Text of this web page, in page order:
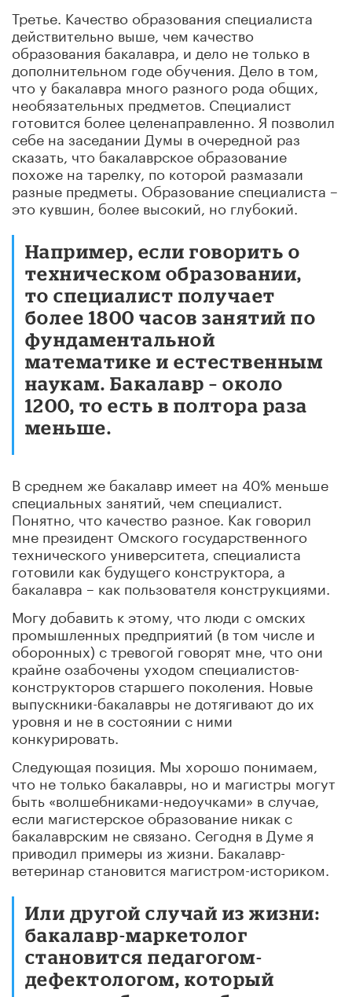
Третье. Качество образования специалиста
действительно выше, чем качество
образования бакалавра, и дело не только в
дополнительном годе обучения. Дело в том,
что у бакалавра много разного рода общих,
необязательных предметов. Специалист
готовится более целенаправленно. Я позволил
себе на заседании Думы в очередной раз
сказать, что бакалаврское образование
похоже на тарелку, по которой размазали
разные предметы. Образование специалиста –
это кувшин, более высокий, но глубокий.
Например, если говорить о
техническом образовании,
то специалист получает
более 1800 часов занятий по
фундаментальной
математике и естественным
наукам. Бакалавр – около
1200, то есть в полтора раза
меньше.
В среднем же бакалавр имеет на 40% меньше
специальных занятий, чем специалист.
Понятно, что качество разное. Как говорил
мне президент Омского государственного
технического университета, специалиста
готовили как будущего конструктора, а
бакалавра – как пользователя конструкциями.
Могу добавить к этому, что люди с омских
промышленных предприятий (в том числе и
оборонных) с тревогой говорят мне, что они
крайне озабочены уходом специалистов-
конструкторов старшего поколения. Новые
выпускники-бакалавры не дотягивают до их
уровня и не в состоянии с ними
конкурировать.
Следующая позиция. Мы хорошо понимаем,
что не только бакалавры, но и магистры могут
быть «волшебниками-недоучками» в случае,
если магистерское образование никак с
бакалаврским не связано. Сегодня в Думе я
приводил примеры из жизни. Бакалавр-
ветеринар становится магистром-историком.
Или другой случай из жизни:
бакалавр-маркетолог
становится педагогом-
дефектологом, который